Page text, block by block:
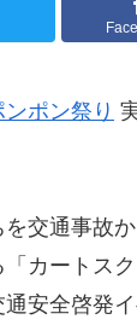
ポン祭り
交通事故
「カートス
安全啓発イ